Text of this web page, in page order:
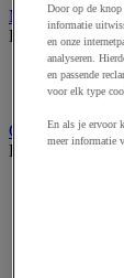
Medische
Bekijk de hele
Opvangbak en
Bekijk de hele
Mobiele
Door op de
informatie
en onze
analyseren.
en passende
voor elk type
En als je ervoor
meer informatie